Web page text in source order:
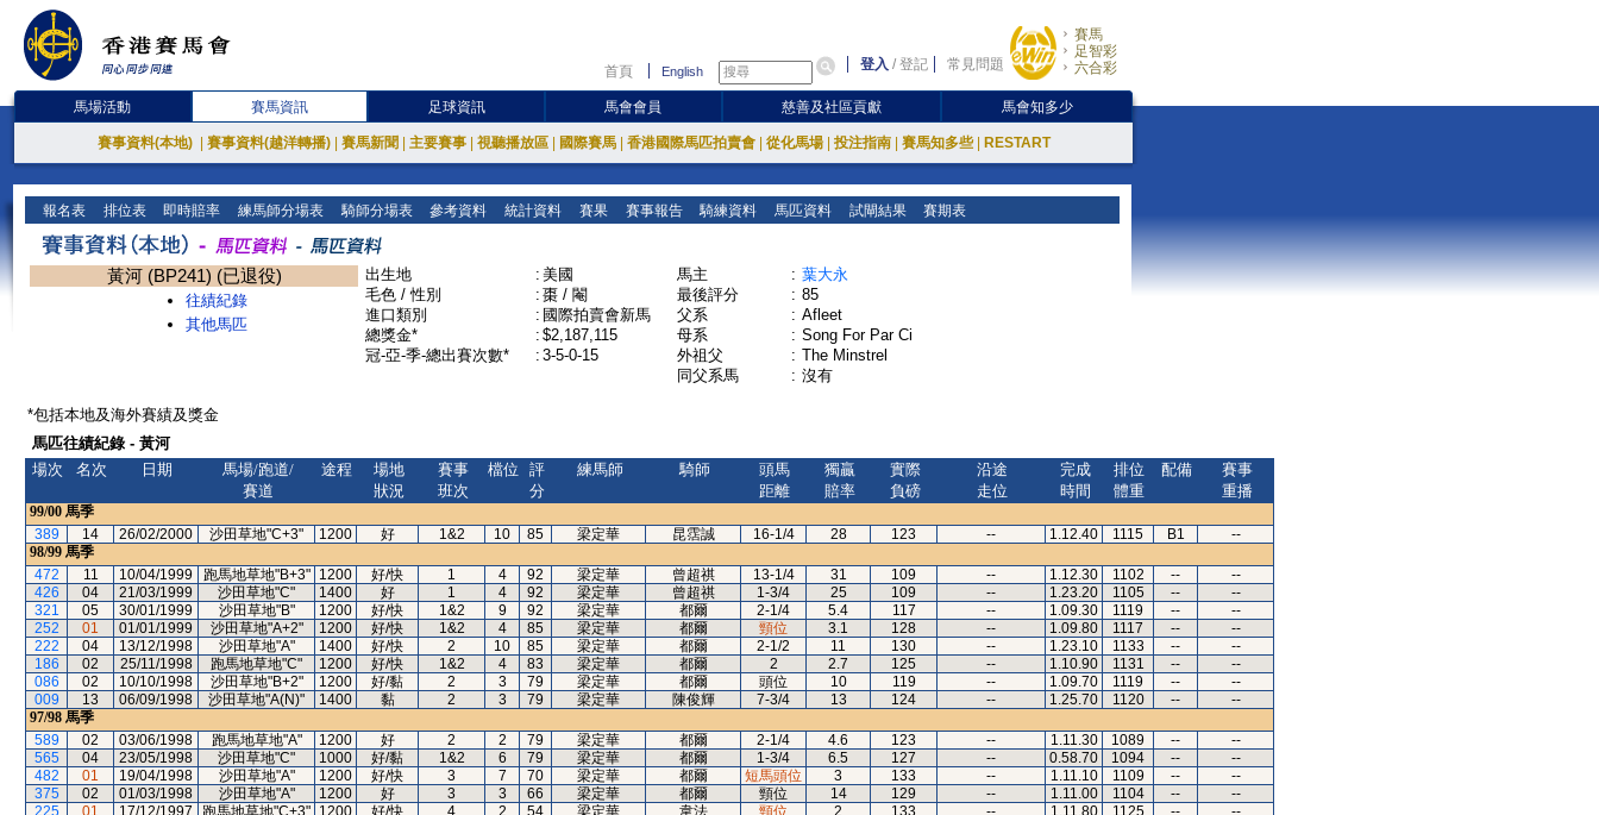
首頁 English 登入 /登記 常見問題
賽馬
足智彩
六合彩
馬場活動 賽馬資訊 足球資訊 馬會會員 慈善及社區貢獻 馬會知多少
賽事資料(本地) 賽事資料(越洋轉播) 賽馬新聞 主要賽事 視聽播放區 國際賽馬 香港國際馬匹拍賣會 從化馬場 投注指南 賽馬知多些 RESTART
報名表 排位表 即時賠率 練馬師分場表 騎師分場表 參考資料 統計資料 賽果 賽事報告 騎練資料 馬匹資料 試閘結果 賽期表
黃河 (BP241) (已退役)
往績紀錄
其他馬匹
出生地 : 美國
毛色 / 性別
: 棗 / 閹
進口類別
: 國際拍賣會新馬
總獎金*
: $2,187,115
冠-亞-季-總出賽次數*
: 3-5-0-15
馬主 : 葉大永
最後評分
: 85
父系
: Afleet
母系
: Song For Par Ci
外祖父
: The Minstrel
同父系馬
: 沒有
*包括本地及海外賽績及獎金
馬匹往績紀錄 - 黃河
場次
名次 日期
馬場/跑道/
賽道
途程
場地
狀況
賽事
班次
檔位
評
分
練馬師 騎師
頭馬
距離
獨贏
賠率
實際
負磅
沿途
走位
完成
時間
排位
體重
配備
賽事
重播
99/00 馬季
389
14 26/02/2000 沙田草地"C+3" 1200 好 1&2 10 85 梁定華 昆霑誠 16-1/4 28 123 -- 1.12.40 1115 B1
--
98/99 馬季
472
11 10/04/1999 跑馬地草地"B+3" 1200 好/快 1 4 92 梁定華 曾超祺 13-1/4 31 109 -- 1.12.30 1102 --
--
426
04 21/03/1999 沙田草地"C" 1400 好 1 4 92 梁定華 曾超祺 1-3/4 25 109 -- 1.23.20 1105 --
--
321
05 30/01/1999 沙田草地"B" 1200 好/快 1&2 9 92 梁定華 都爾 2-1/4 5.4 117 -- 1.09.30 1119 --
--
252
01 01/01/1999 沙田草地"A+2" 1200 好/快 1&2 4 85 梁定華 都爾 頸位 3.1 128 -- 1.09.80 1117 --
--
222
04 13/12/1998 沙田草地"A" 1400 好/快 2 10 85 梁定華 都爾 2-1/2 11 130 -- 1.23.10 1133 --
--
186
02 25/11/1998 跑馬地草地"C" 1200 好/快 1&2 4 83 梁定華 都爾 2 2.7 125 -- 1.10.90 1131 --
--
086
02 10/10/1998 沙田草地"B+2" 1200 好/黏 2 3 79 梁定華 都爾 頭位 10 119 -- 1.09.70 1119 --
--
009
13 06/09/1998 沙田草地"A(N)" 1400 黏 2 3 79 梁定華 陳俊輝 7-3/4 13 124 -- 1.25.70 1120 --
--
97/98 馬季
589
02 03/06/1998 跑馬地草地"A" 1200 好 2 2 79 梁定華 都爾 2-1/4 4.6 123 -- 1.11.30 1089 --
--
565
04 23/05/1998 沙田草地"C" 1000 好/黏 1&2 6 79 梁定華 都爾 1-3/4 6.5 127 -- 0.58.70 1094 --
--
482
01 19/04/1998 沙田草地"A" 1200 好/快 3 7 70 梁定華 都爾 短馬頭位 3 133 -- 1.11.10 1109 --
--
375
02 01/03/1998 沙田草地"A" 1200 好 3 3 66 梁定華 都爾 頸位 14 129 -- 1.11.00 1104 --
--
225
01 17/12/1997 跑馬地草地"C+3" 1200 好/快 4 2 54 梁定華 韋法 頸位 2 133 -- 1.11.80 1125 --
--